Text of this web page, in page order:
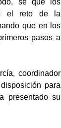
sé que los
el reto de la
que en los
pasos a
coordinador
para
presentado su